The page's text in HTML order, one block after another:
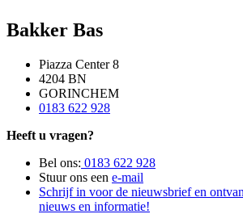
Bakker Bas
Piazza Center 8
4204 BN
GORINCHEM
0183 622 928
Heeft u vragen?
Bel ons: 0183 622 928
Stuur ons een e-mail
Schrijf in voor de nieuwsbrief en
nieuws en informatie!